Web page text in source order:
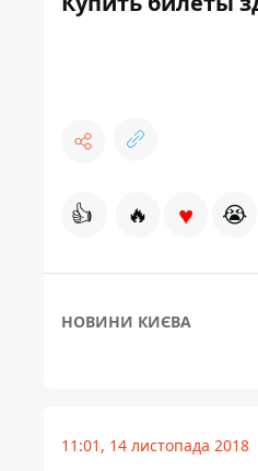
👍 🔥 ♥ 😭
НОВИНИ КИЄВА
11:01, 14 листопада 2018